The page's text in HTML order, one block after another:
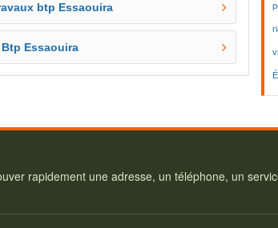
btp Essaouira
Essaouira
rapidement une adresse, un téléphone, un